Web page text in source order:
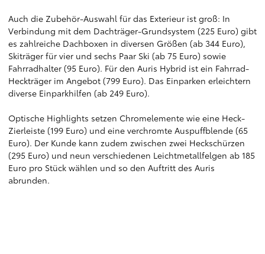
Auch die Zubehör-Auswahl für das Exterieur ist groß: In
Verbindung mit dem Dachträger-Grundsystem (225 Euro) gibt
es zahlreiche Dachboxen in diversen Größen (ab 344 Euro),
Skiträger für vier und sechs Paar Ski (ab 75 Euro) sowie
Fahrradhalter (95 Euro). Für den Auris Hybrid ist ein Fahrrad-
Heckträger im Angebot (799 Euro). Das Einparken erleichtern
diverse Einparkhilfen (ab 249 Euro).
Optische Highlights setzen Chromelemente wie eine Heck-
Zierleiste (199 Euro) und eine verchromte Auspuffblende (65
Euro). Der Kunde kann zudem zwischen zwei Heckschürzen
(295 Euro) und neun verschiedenen Leichtmetallfelgen ab 185
Euro pro Stück wählen und so den Auftritt des Auris
abrunden.